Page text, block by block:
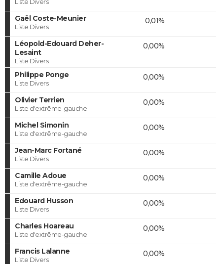
Gaël Coste-Meunier
Liste Divers
0,01%
Léopold-Edouard Deher-
Lesaint
Liste Divers
0,00%
Philippe Ponge
Liste Divers
0,00%
Olivier Terrien
Liste d'extrême-gauche
0,00%
Michel Simonin
Liste d'extrême-gauche
0,00%
Jean-Marc Fortané
Liste Divers
0,00%
Camille Adoue
Liste d'extrême-gauche
0,00%
Edouard Husson
Liste Divers
0,00%
Charles Hoareau
Liste d'extrême-gauche
0,00%
Francis Lalanne
Liste Divers
0,00%